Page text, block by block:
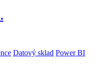
Datový sklad Power BI